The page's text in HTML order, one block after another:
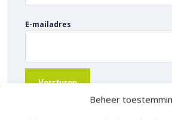
Beheer
E-mailadres